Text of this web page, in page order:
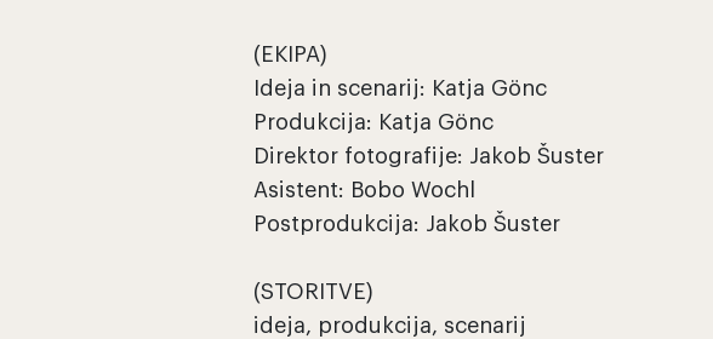
(EKIPA)
Ideja in scenarij: Katja Gönc
Produkcija: Katja Gönc
Direktor fotografije: Jakob Šuster
Asistent: Bobo Wochl
Postprodukcija: Jakob Šuster
(STORITVE)
ideja, produkcija, scenarij